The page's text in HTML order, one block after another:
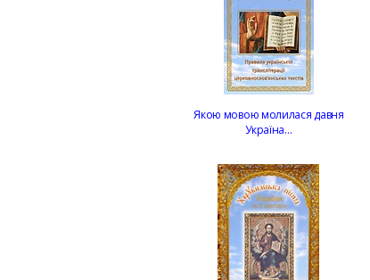
Якою мовою молилася давня
Україна…